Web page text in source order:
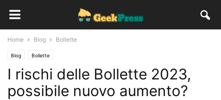
Home Blog Bollette
Blog Bollette
I rischi delle Bollette 2023,
possibile nuovo aumento?